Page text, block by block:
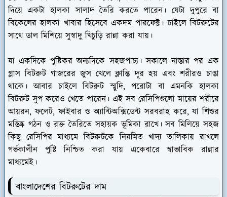
দিয়ে একটা হালকা সালাদ তৈরি করতে পারেন। যেটা দুপুরে বা
বিকেলের হালকা খাবার হিসেবে একদম পারফেক্ট। চাইলে বিটরুটের
সাথে ডাল মিশিয়ে সুস্বাদু খিচুড়ি রান্না করা যায়।
যা একদিকে পুষ্টিকর অন্যদিকে সহজপাচ্য। সকালে নাস্তার পর এক
গ্লাস বিটরুট গাজরের জুস খেলে ক্লান্তি দূর হয় এবং শরীরও চাঙা
থাকে। আবার চাইলে বিটরুট স্মুদি, পরোটা বা এমনকি হালকা
বিটরুট সুপ করেও খেতে পারেন। এই সব রেসিপিগুলো মায়ের শরীরে
আয়রন, ফলেট, ফাইবার ও অ্যান্টিঅক্সিডেন্ট সরবরাহ করে, যা শিশুর
মস্তিষ্ক গঠন ও রক্ত তৈরিতে সহায়ক ভূমিকা রাখে। সব মিলিয়ে সহজ
কিছু রেসিপির মাধ্যমে বিটরুটকে নিয়মিত খাদ্য তালিকায় রাখলে
গর্ভকালীন পুষ্টি নিশ্চিত করা যায় একেবারে স্বাভাবিক রান্নার
মাধ্যমেই।
বাংলাদেশের বিটরুটের দাম